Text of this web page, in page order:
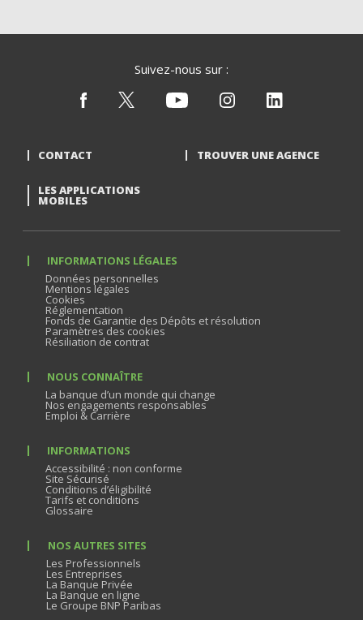
Suivez-nous sur :
CONTACT TROUVER UNE AGENCE
LES APPLICATIONS
MOBILES
INFORMATIONS LÉGALES
Données personnelles
Mentions légales
Cookies
Réglementation
Fonds de Garantie des Dépôts et résolution
Paramètres des cookies
Résiliation de contrat
NOUS CONNAÎTRE
La banque d’un monde qui change
Nos engagements responsables
Emploi & Carrière
INFORMATIONS
Accessibilité : non conforme
Site Sécurisé
Conditions d’éligibilité
Tarifs et conditions
Glossaire
NOS AUTRES SITES
Les Professionnels
Les Entreprises
La Banque Privée
La Banque en ligne
Le Groupe BNP Paribas